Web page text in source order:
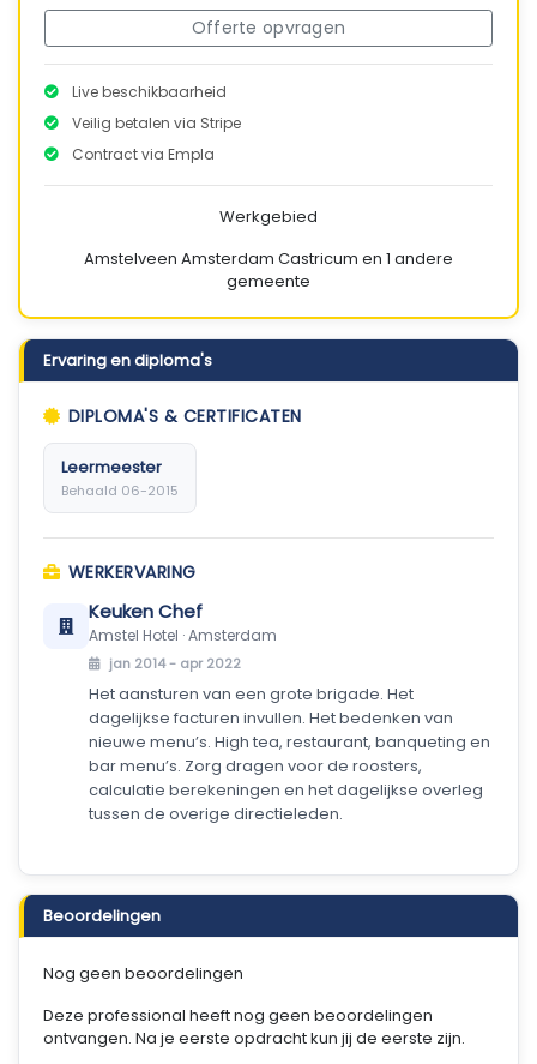
Offerte opvragen
Live beschikbaarheid
Veilig betalen via Stripe
Contract via Empla
Werkgebied
Amstelveen Amsterdam Castricum en 1 andere
gemeente
Ervaring en diploma's
DIPLOMA'S & CERTIFICATEN
Leermeester
Behaald 06-2015
WERKERVARING
Keuken Chef
Amstel Hotel · Amsterdam
jan 2014 - apr 2022
Het aansturen van een grote brigade. Het
dagelijkse facturen invullen. Het bedenken van
nieuwe menu’s. High tea, restaurant, banqueting en
bar menu’s. Zorg dragen voor de roosters,
calculatie berekeningen en het dagelijkse overleg
tussen de overige directieleden.
Beoordelingen
Nog geen beoordelingen
Deze professional heeft nog geen beoordelingen
ontvangen. Na je eerste opdracht kun jij de eerste zijn.